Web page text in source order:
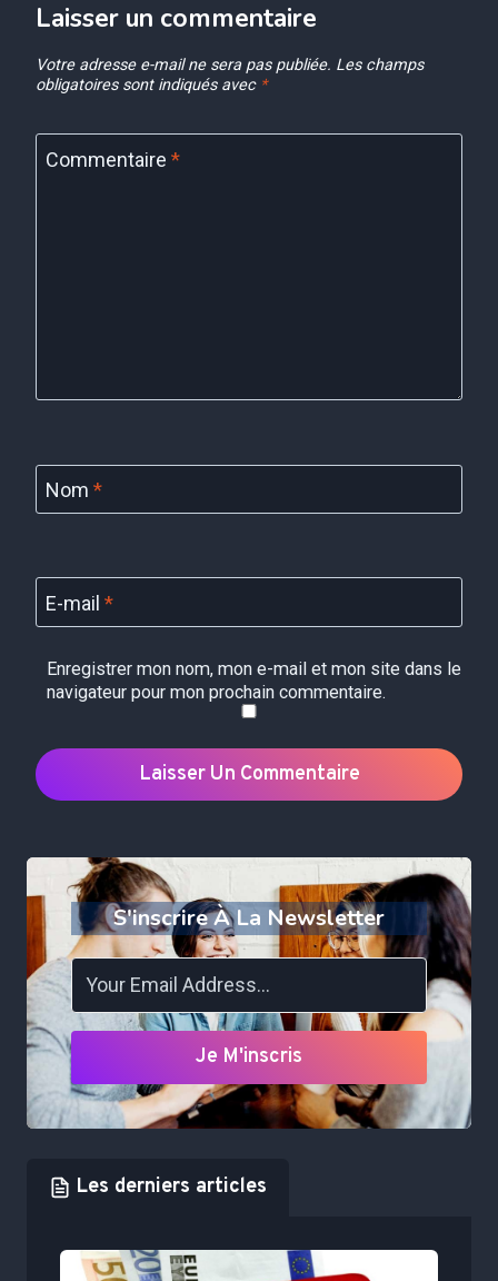
Laisser un commentaire
Votre adresse e-mail ne sera pas publiée. Les champs
obligatoires sont indiqués avec *
Commentaire *
Nom *
E-mail *
Enregistrer mon nom, mon e-mail et mon site dans le
navigateur pour mon prochain commentaire.
S'inscrire À La Newsletter
Je M'inscris
Les derniers articles